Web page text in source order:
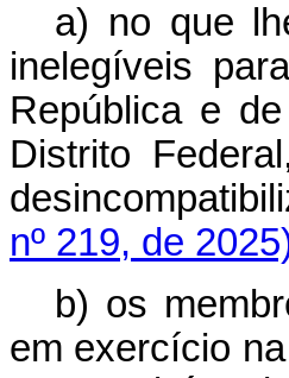
a) no que
inelegíveis
República e
Distrito
nº 219, de
b) os
em exercício